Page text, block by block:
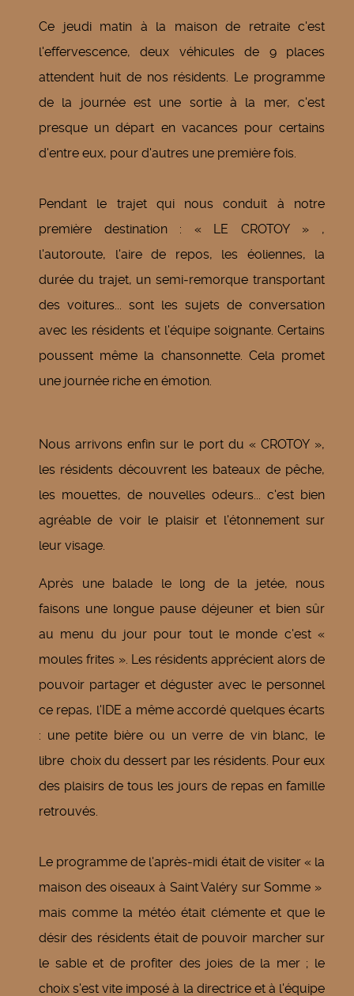
Ce jeudi matin à la maison de retraite c'est
l'effervescence, deux véhicules de 9 places
attendent huit de nos résidents. Le programme
de la journée est une sortie à la mer, c'est
presque un départ en vacances pour certains
d'entre eux, pour d'autres une première fois.
Pendant le trajet qui nous conduit à notre
première destination : « LE CROTOY » ,
l'autoroute, l'aire de repos, les éoliennes, la
durée du trajet, un semi‑remorque transportant
des voitures... sont les sujets de conversation
avec les résidents et l'équipe soignante. Certains
poussent même la chansonnette. Cela promet
une journée riche en émotion.
Nous arrivons enfin sur le port du « CROTOY »,
les résidents découvrent les bateaux de pêche,
les mouettes, de nouvelles odeurs... c'est bien
agréable de voir le plaisir et l'étonnement sur
leur visage.
Après une balade le long de la jetée, nous
faisons une longue pause déjeuner et bien sûr
au menu du jour pour tout le monde c'est «
moules frites ». Les résidents apprécient alors de
pouvoir partager et déguster avec le personnel
ce repas, l'IDE a même accordé quelques écarts
: une petite bière ou un verre de vin blanc, le
libre choix du dessert par les résidents. Pour eux
des plaisirs de tous les jours de repas en famille
retrouvés.
Le programme de l'après‑midi était de visiter « la
maison des oiseaux à Saint Valéry sur Somme »
mais comme la météo était clémente et que le
désir des résidents était de pouvoir marcher sur
le sable et de profiter des joies de la mer ; le
choix s'est vite imposé à la directrice et à l'équipe